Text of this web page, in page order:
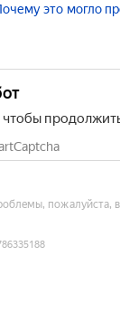
это могло
пожалуйста,